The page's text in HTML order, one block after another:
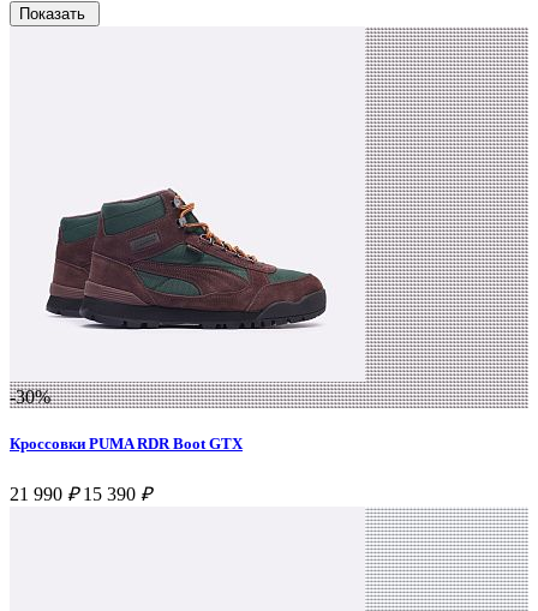
-30%
Кроссовки PUMA RDR Boot GTX
21 990 ₽ 15 390 ₽